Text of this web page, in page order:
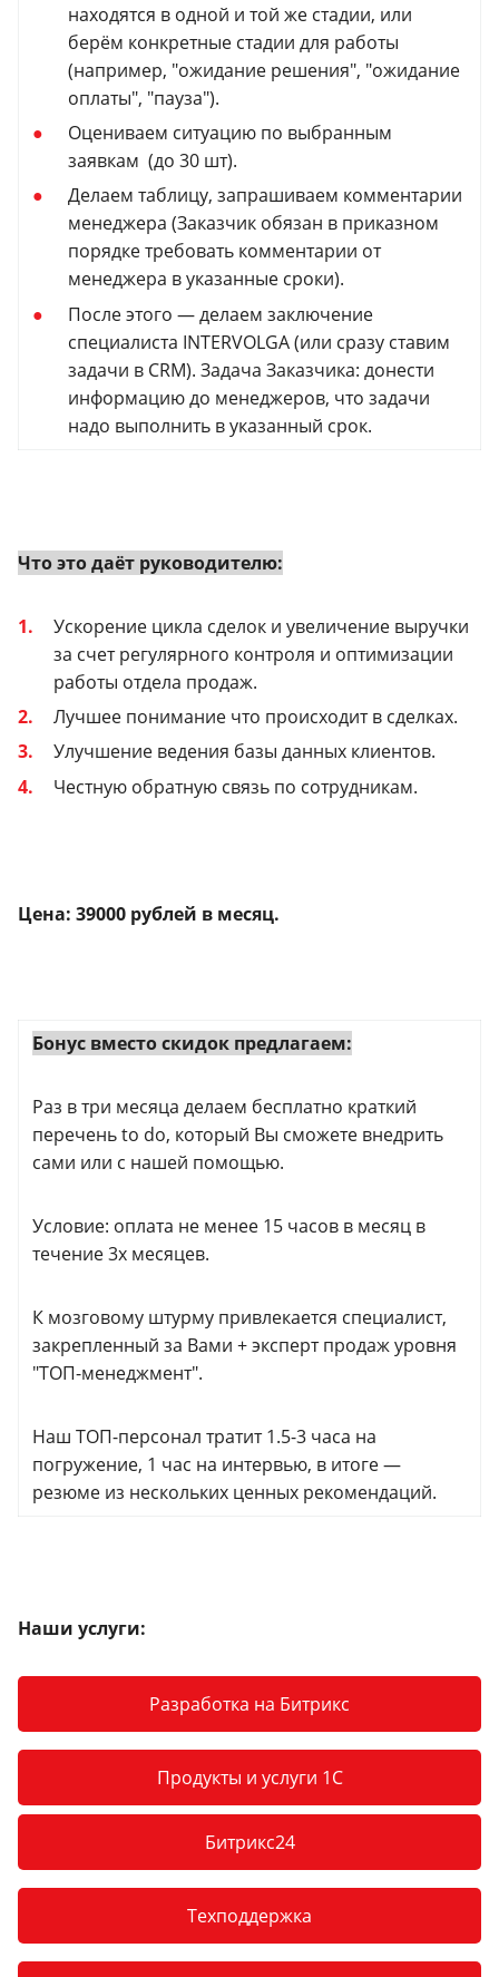
находятся в одной и той же стадии, или
берём конкретные стадии для работы
(например, "ожидание решения", "ожидание
оплаты", "пауза").
Оцениваем ситуацию по выбранным
заявкам (до 30 шт).
Делаем таблицу, запрашиваем комментарии
менеджера (Заказчик обязан в приказном
порядке требовать комментарии от
менеджера в указанные сроки).
После этого — делаем заключение
специалиста INTERVOLGA (или сразу ставим
задачи в CRM). Задача Заказчика: донести
информацию до менеджеров, что задачи
надо выполнить в указанный срок.
Что это даёт руководителю:
Ускорение цикла сделок и увеличение выручки
за счет регулярного контроля и оптимизации
работы отдела продаж.
Лучшее понимание что происходит в сделках.
Улучшение ведения базы данных клиентов.
Честную обратную связь по сотрудникам.
Цена: 39000 рублей в месяц.
Бонус вместо скидок предлагаем:
Раз в три месяца делаем бесплатно краткий
перечень to do, который Вы сможете внедрить
сами или с нашей помощью.
Условие: оплата не менее 15 часов в месяц в
течение 3х месяцев.
К мозговому штурму привлекается специалист,
закрепленный за Вами + эксперт продаж уровня
"ТОП-менеджмент".
Наш ТОП-персонал тратит 1.5-3 часа на
погружение, 1 час на интервью, в итоге —
резюме из нескольких ценных рекомендаций.
Наши услуги:
Разработка на Битрикс
Продукты и услуги 1С
Битрикс24
Техподдержка